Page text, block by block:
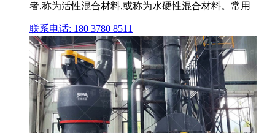
者,称为活性混合材料,或称为水硬性混合材料。常用
联系电话: 180 3780 8511